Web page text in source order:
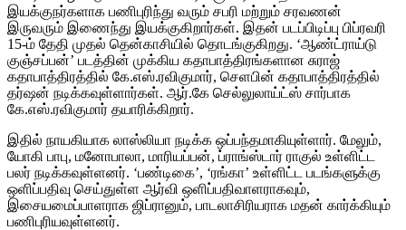
இயக்குநர்களாக பணிபுரிந்து வரும் சபரி மற்றும் சரவணன்
இருவரும் இணைந்து இயக்குகிறார்கள். இதன் படப்பிடிப்பு பிப்ரவரி
15-ம் தேதி முதல் தென்காசியில் தொடங்குகிறது. ‘ஆண்ட்ராய்டு
குஞ்சப்பன்’ படத்தின் முக்கிய கதாபாத்திரங்களான சுராஜ்
கதாபாத்திரத்தில் கே.எஸ்.ரவிகுமார், செளபின் கதாபாத்திரத்தில்
தர்ஷன் நடிக்கவுள்ளார்கள். ஆர்.கே செல்லுலாய்ட்ஸ் சார்பாக
கே.எஸ்.ரவிகுமார் தயாரிக்கிறார்.
இதில் நாயகியாக லாஸ்லியா நடிக்க ஒப்பந்தமாகியுள்ளார். மேலும்,
யோகி பாபு, மனோபாலா, மாரியப்பன், ப்ராங்ஸ்டார் ராகுல் உள்ளிட்ட
பலர் நடிக்கவுள்ளனர். ‘பண்டிகை’, ‘ரங்கா’ உள்ளிட்ட படங்களுக்கு
ஒளிப்பதிவு செய்துள்ள ஆர்வி ஒளிப்பதிவாளராகவும்,
இசையமைப்பாளராக ஜிப்ரானும், பாடலாசிரியராக மதன் கார்க்கியும்
பணிபுரியவுள்ளனர்.